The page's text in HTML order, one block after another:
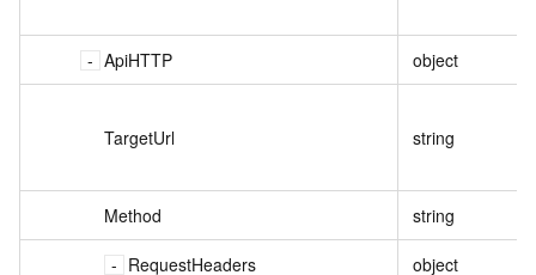
ApiHTTP object
TargetUrl string
Method string
RequestHeaders object